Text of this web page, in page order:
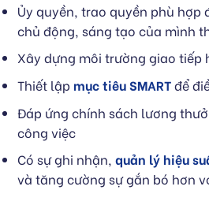
Ủy quyền, trao quyền phù
chủ động, sáng tạo của mình
Xây dựng môi trường giao tiếp
Thiết lập mục tiêu SMARTđể
Đáp ứng chính sách lương
công việc
Có sự ghi nhận, quản lý hiệu
và tăng cường sự gắn bó hơn